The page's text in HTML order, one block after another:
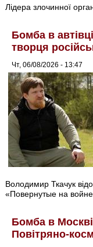
Лідера злочинної
Бомба в
творця
Чт, 06/08/2026 - 13:47
Володимир Ткачук
«Повернутые на
Бомба в
Повітряно-